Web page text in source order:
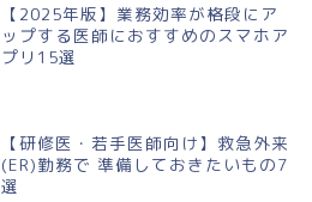
【2025年版】業務効率が格段にア
ップする医師におすすめのスマホア
プリ15選
【研修医・若手医師向け】救急外来
(ER)勤務で 準備しておきたいもの7
選